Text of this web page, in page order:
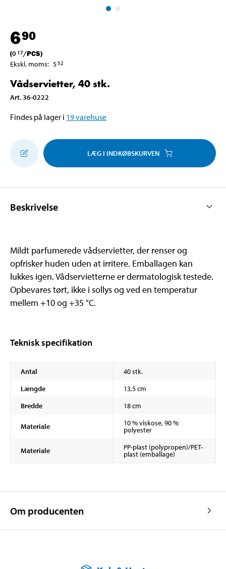
690
(0 17/PCS)
Ekskl. moms: 552
Vådservietter, 40 stk.
Art. 36-0222
Findes på lager i 19varehuse
LÆG I INDKØBSKURVEN
Beskrivelse
Mildt parfumerede vådservietter, der renser og
opfrisker huden uden at irritere. Emballagen kan
lukkes igen. Vådservietterne er dermatologisk testede.
Opbevares tørt, ikke i sollys og ved en temperatur
mellem +10 og +35 °C.
Teknisk specifikation
Antal
40 stk.
Længde
13,5 cm
Bredde
18 cm
Materiale 10 % viskose, 90 %
polyester
Materiale PP-plast (polypropen)/PET-
plast (emballage)
Om producenten